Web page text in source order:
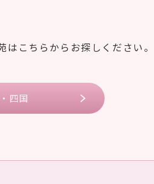
こちらからお探しください。
四国